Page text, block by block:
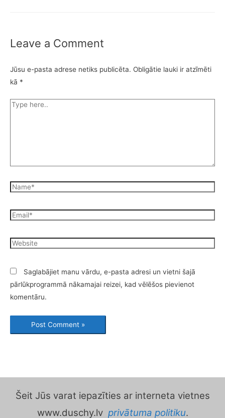
Leave a Comment
Jūsu e-pasta adrese netiks publicēta. Obligātie lauki ir atzīmēti
kā *
Saglabājiet manu vārdu, e-pasta adresi un vietni šajā
pārlūkprogrammā nākamajai reizei, kad vēlēšos pievienot
komentāru.
Šeit Jūs varat iepazīties ar interneta vietnes
www.duschy.lv privātuma politiku.